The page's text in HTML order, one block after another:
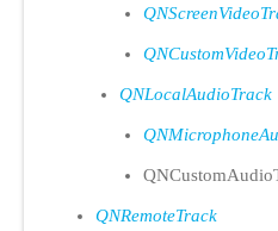
QNLocalAudioTrack
QNRemoteTrack